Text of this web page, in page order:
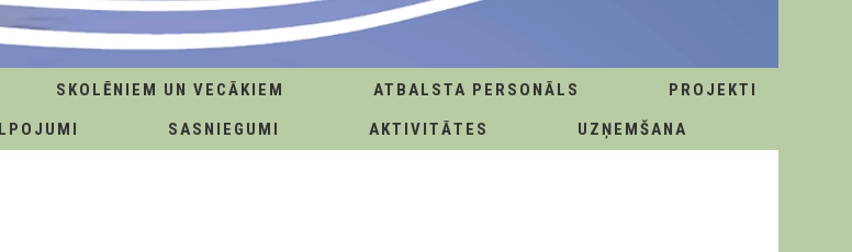
SKOLĒNIEM UN VECĀKIEM ATBALSTA PERSONĀLS
PROJEKTI
SASNIEGUMI AKTIVITĀTES UZŅEMŠANA